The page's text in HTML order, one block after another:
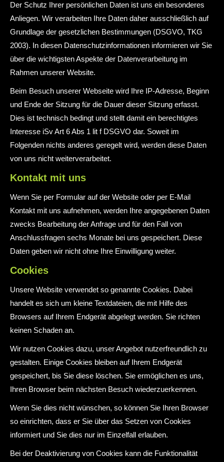
Der Schutz Ihrer persönlichen Daten ist uns ein besonderes
Anliegen. Wir verarbeiten Ihre Daten daher ausschließlich auf
Grundlage der gesetzlichen Bestimmungen (DSGVO, TKG
2003). In diesen Datenschutzinformationen informieren wir Sie
über die wichtigsten Aspekte der Datenverarbeitung im
Rahmen unserer Website.
Beim Besuch unserer Webseite wird Ihre IP-Adresse, Beginn
und Ende der Sitzung für die Dauer dieser Sitzung erfasst.
Dies ist technisch bedingt und stellt damit ein berechtigtes
Interesse iSv Art 6 Abs 1 lit f DSGVO dar. Soweit im
Folgenden nichts anderes geregelt wird, werden diese Daten
von uns nicht weiterverarbeitet.
Kontakt mit uns
Wenn Sie per Formular auf der Website oder per E-Mail
Kontakt mit uns aufnehmen, werden Ihre angegebenen Daten
zwecks Bearbeitung der Anfrage und für den Fall von
Anschlussfragen sechs Monate bei uns gespeichert. Diese
Daten geben wir nicht ohne Ihre Einwilligung weiter.
Cookies
Unsere Website verwendet so genannte Cookies. Dabei
handelt es sich um kleine Textdateien, die mit Hilfe des
Browsers auf Ihrem Endgerät abgelegt werden. Sie richten
keinen Schaden an.
Wir nutzen Cookies dazu, unser Angebot nutzerfreundlich zu
gestalten. Einige Cookies bleiben auf Ihrem Endgerät
gespeichert, bis Sie diese löschen. Sie ermöglichen es uns,
Ihren Browser beim nächsten Besuch wiederzuerkennen.
Wenn Sie dies nicht wünschen, so können Sie Ihren Browser
so einrichten, dass er Sie über das Setzen von Cookies
informiert und Sie dies nur im Einzelfall erlauben.
Bei der Deaktivierung von Cookies kann die Funktionalität